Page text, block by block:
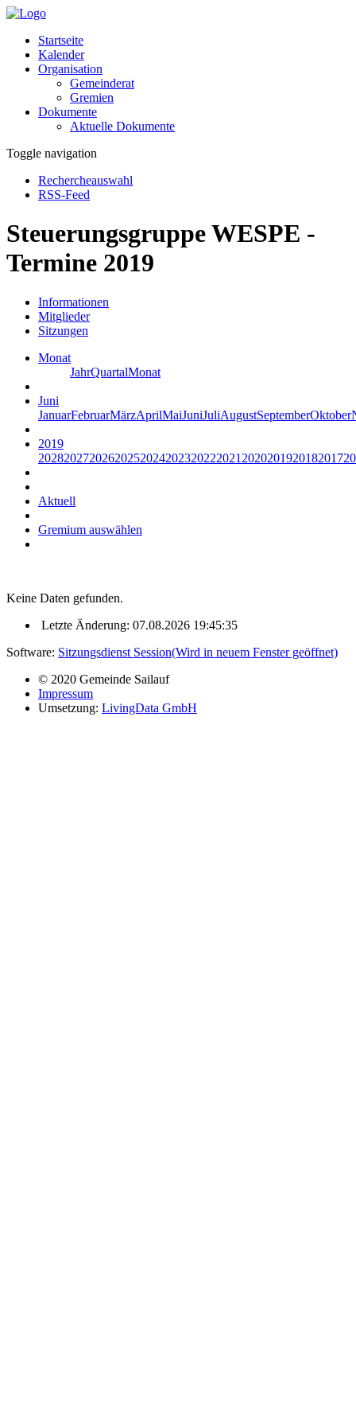
Startseite
Kalender
Organisation
Gemeinderat
Gremien
Dokumente
Aktuelle Dokumente
Toggle navigation
Rechercheauswahl
RSS-Feed
Steuerungsgruppe WESPE -
Termine 2019
Informationen
Mitglieder
Sitzungen
Monat
JahrQuartalMonat
Juni
JanuarFebruarMärzAprilMaiJuniJuliAugustSeptemberOktober
2019
20282027202620252024202320222021 2020201920182017
Aktuell
Gremium auswählen
Keine Daten gefunden.
Letzte Änderung: 07.08.2026 19:45:35
Software: Sitzungsdienst Session(Wird in neuem Fenster geöffnet)
© 2020 Gemeinde Sailauf
Impressum
Umsetzung: LivingData GmbH